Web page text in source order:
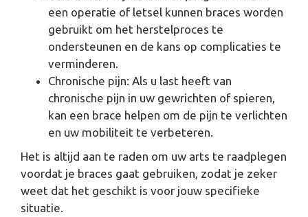
een operatie of letsel kunnen braces worden
gebruikt om het herstelproces te
ondersteunen en de kans op complicaties te
verminderen.
Chronische pijn: Als u last heeft van
chronische pijn in uw gewrichten of spieren,
kan een brace helpen om de pijn te verlichten
en uw mobiliteit te verbeteren.
Het is altijd aan te raden om uw arts te raadplegen
voordat je braces gaat gebruiken, zodat je zeker
weet dat het geschikt is voor jouw specifieke
situatie.